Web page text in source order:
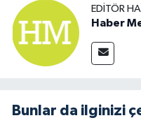
EDITÖR
Haber
Bunlar da ilginizi